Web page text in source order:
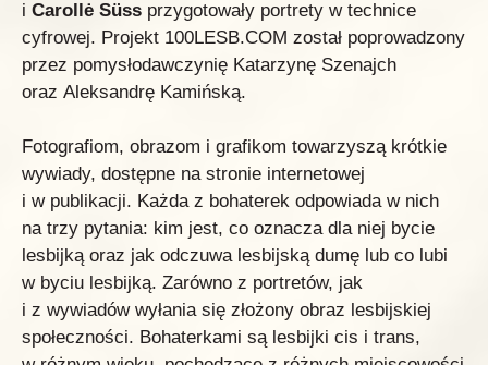
i Carollė Süss przygotowały portrety w technice
cyfrowej. Projekt 100LESB.COM został poprowadzony
przez pomysłodawczynię Katarzynę Szenajch
oraz Aleksandrę Kamińską.
Fotografiom, obrazom i grafikom towarzyszą krótkie
wywiady, dostępne na stronie internetowej
i w publikacji. Każda z bohaterek odpowiada w nich
na trzy pytania: kim jest, co oznacza dla niej bycie
lesbijką oraz jak odczuwa lesbijską dumę lub co lubi
w byciu lesbijką. Zarówno z portretów, jak
i z wywiadów wyłania się złożony obraz lesbijskiej
społeczności. Bohaterkami są lesbijki cis i trans,